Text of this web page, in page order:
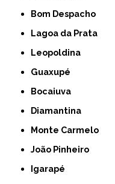
Bom Despacho
Lagoa da Prata
Leopoldina
Guaxupé
Bocaiuva
Diamantina
Monte Carmelo
João Pinheiro
Igarapé